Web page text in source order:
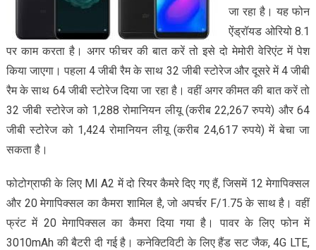
जा रहा है। यह फोन
ऐंड्रॉयड ओरियो 8.1
पर काम करता है। अगर फीचर की बात करें तो इसे दो मेमोरी वेरिएंट में पेश
किया जाएगा। पहला 4 जीबी रैम के साथ 32 जीबी स्टोरेज और दूसरे में 4 जीबी
रैम के साथ 64 जीबी स्टोरेज दिया जा रहा है। वहीं अगर कीमत की बात करें तो
32 जीबी स्टोरेज को 1,288 रोमानियन लीयू (करीब 22,267 रुपये) और 64
जीबी स्टोरेज को 1,424 रोमानियन लीयू (करीब 24,617 रुपये) में बेचा जा
सकता है।
फोटोग्राफी के लिए MI A2 में दो रियर कैमरे दिए गए हैं, जिसमें 12 मेगापिक्सल
और 20 मेगापिक्सल का कैमरा शामिल है, जो अपर्चर F/1.75 के साथ है। वहीं
फ्रंट में 20 मेगापिक्सल का कैमरा दिया गया है। पावर के लिए फोन में
3010mAh की बैटरी दी गई है। कनेक्टिविटी के लिए हैंड सट जैक, 4G LTE,